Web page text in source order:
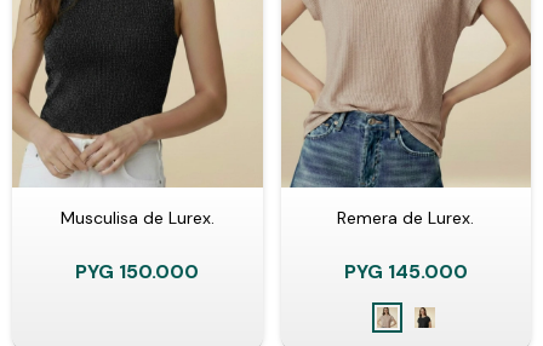
Musculisa de Lurex.
PYG 150.000
Remera de Lurex.
PYG 145.000